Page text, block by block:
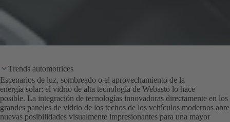
Trends automotrices
Escenarios de luz, sombreado o el aprovechamiento de la
energía solar: el vidrio de alta tecnología de Webasto lo hace
posible. La integración de tecnologías innovadoras directamente en los
grandes paneles de vidrio de los techos de los vehículos modernos abre
nuevas posibilidades visualmente impresionantes para una mayor